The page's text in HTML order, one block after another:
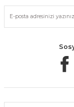
Güvenli Paketleme